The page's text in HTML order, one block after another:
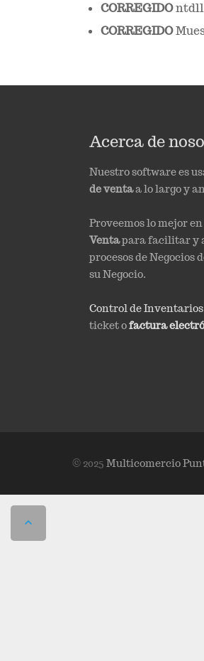
CORREGIDO
CORREGIDO
Acerca de
Nuestro software es
de ventaa lo largo y
Proveemos lo mejor
Ventapara facilitar y
procesos de Negocios
su Negocio.
Control de Inventarios
ticket ofactura
© 2025 Multicomercio